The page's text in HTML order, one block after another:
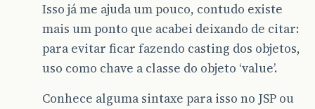
Isso já me ajuda um pouco, contudo existe
mais um ponto que acabei deixando de citar:
para evitar ficar fazendo casting dos objetos,
uso como chave a classe do objeto ‘value’.
Conhece alguma sintaxe para isso no JSP ou